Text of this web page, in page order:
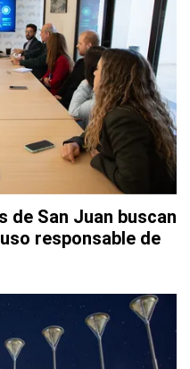
de San Juan buscan
responsable de